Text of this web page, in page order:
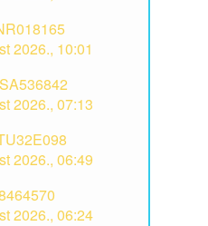
2026., 10:01
2026., 07:13
2026., 06:49
2026., 06:24